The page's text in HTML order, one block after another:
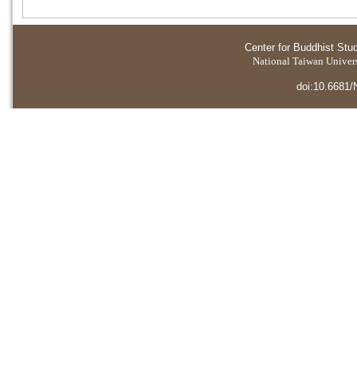
Center for Buddhist
National Taiwan
doi:10.6681/